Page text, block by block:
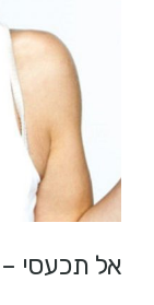
אל תכעסי